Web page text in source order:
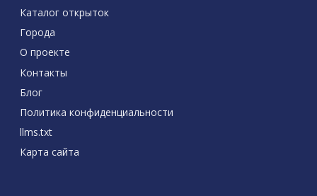
Каталог открыток
Города
О проекте
Контакты
Блог
Политика конфиденциальности
llms.txt
Карта сайта